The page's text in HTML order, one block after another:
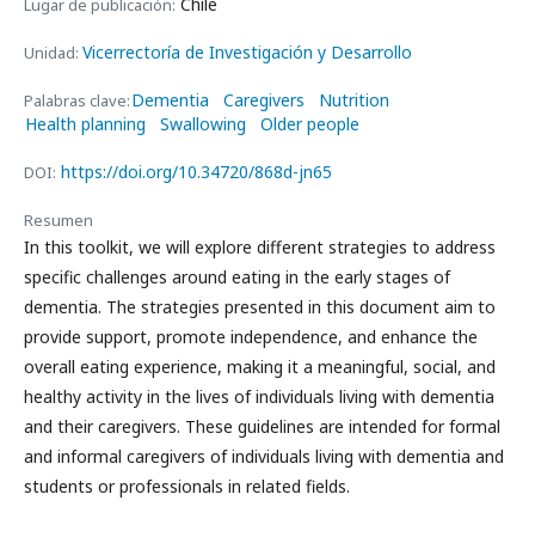
Lugar de publicación: Chile
Unidad: Vicerrectoría de Investigación y Desarrollo
Palabras clave:Dementia Caregivers
Nutrition
Health planning
Swallowing Older people
DOI: https://doi.org/10.34720/868d-jn65
Resumen
In this toolkit, we will explore different strategies to address
specific challenges around eating in the early stages of
dementia. The strategies presented in this document aim to
provide support, promote independence, and enhance the
overall eating experience, making it a meaningful, social, and
healthy activity in the lives of individuals living with dementia
and their caregivers. These guidelines are intended for formal
and informal caregivers of individuals living with dementia and
students or professionals in related fields.